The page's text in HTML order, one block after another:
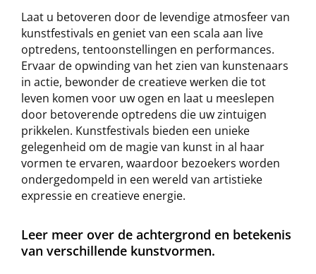
Laat u betoveren door de levendige atmosfeer van
kunstfestivals en geniet van een scala aan live
optredens, tentoonstellingen en performances.
Ervaar de opwinding van het zien van kunstenaars
in actie, bewonder de creatieve werken die tot
leven komen voor uw ogen en laat u meeslepen
door betoverende optredens die uw zintuigen
prikkelen. Kunstfestivals bieden een unieke
gelegenheid om de magie van kunst in al haar
vormen te ervaren, waardoor bezoekers worden
ondergedompeld in een wereld van artistieke
expressie en creatieve energie.
Leer meer over de achtergrond en betekenis
van verschillende kunstvormen.